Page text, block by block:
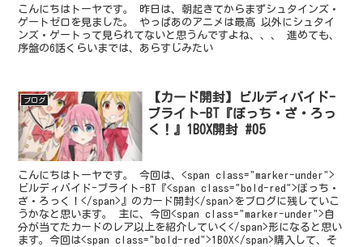
こんにちはトーヤです。 昨日は、朝起きてからまずシュタインズ・
ゲートゼロを見ました。 やっぱあのアニメは最高 以外にシュタイ
ンズ・ゲートって見られてないと思うんですよね、、、 進めても、
序盤の6話くらいまでは、あらすじみたい
ブログ
【カード開封】ビルディバイド-
ブライト-BT『ぼっち・ざ・ろっ
く！』1BOX開封 #05
こんにちはトーヤです。 今回は、<span class="marker-under">
ビルディバイド-ブライト-BT『<span class="bold-red">ぼっち・
ざ・ろっく！</span>』のカード開封</span>をブログに残していこ
うかなと思います。 主に、今回<span class="marker-under">自
分が当てたカードのレア以上を紹介していく</span>形になると思い
ます。今回は<span class="bold-red">1BOX</span>購入して、そ